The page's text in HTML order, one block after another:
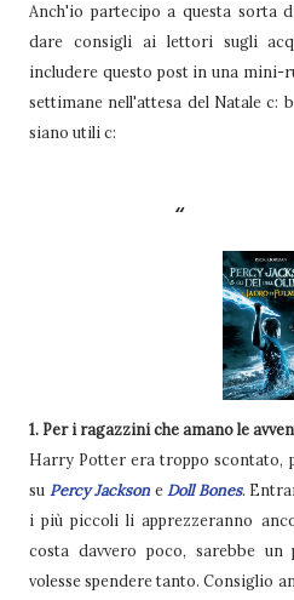
Anch'io partecipo a questa sorta
dare consigli ai lettori sugli
includere questo post in una mini-
settimane nell'attesa del Natale c:
siano utili c:
1. Per i ragazzini che amano le
Harry Potter era troppo scontato,
su Percy Jackson e Doll Bones.
i più piccoli li apprezzeranno
costa davvero poco, sarebbe
volesse spendere tanto. Consiglio